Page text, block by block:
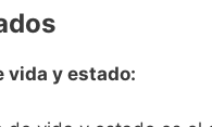
vida y estado: